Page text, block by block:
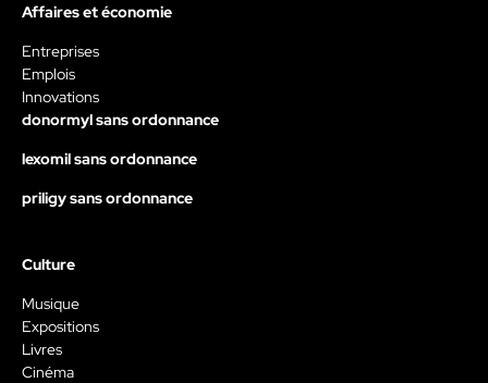
Affaires et économie
Entreprises
Emplois
Innovations
donormyl sans ordonnance
lexomil sans ordonnance
priligy sans ordonnance
Culture
Musique
Expositions
Livres
Cinéma